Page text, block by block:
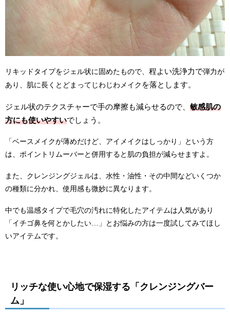
リキッドタイプをジェル状に固めたもので、 程よい洗浄力で弾力が
あり、肌に長くとどまってじわじわメイク を落とします。
ジェル状のテクスチャーで手の摩擦も減らせるので、 敏感肌の
方にも使いやすいでしょう。
「ベースメイクが薄めだけど、アイメイクはしっかり」という方
は、ポイントリムーバーと併用すると肌の負担が減らせますよ。
また、クレンジングジェルは、水性・油性・その中間などいくつか
の種類に分かれ、使用感も微妙に異なります。
中でも温感タイプで毛穴の汚れに特化したアイテムは人気があり
「イチゴ鼻を何とかしたい…」とお悩みの方は一度試してみてほし
いアイテムです。
リッチな使い心地で保湿する「クレンジングバー
ム」